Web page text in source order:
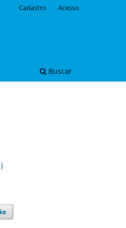
Buscar
Cadastro Acesso